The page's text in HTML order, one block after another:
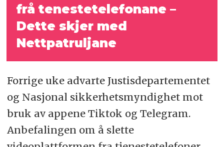
frå teneste­telefonane –
Dette skjer med
Nettpatruljane
Forrige uke advarte Justisdepartementet
og Nasjonal sikkerhetsmyndighet mot
bruk av appene Tiktok og Telegram.
Anbefalingen om å slette